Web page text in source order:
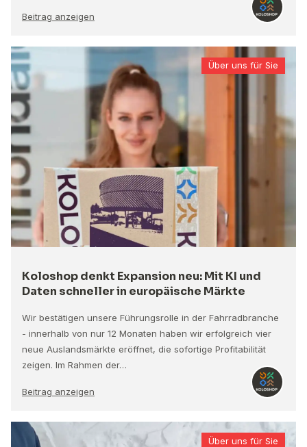
Beitrag anzeigen
Über uns für Sie
Koloshop denkt Expansion neu: Mit KI und
Daten schneller in europäische Märkte
Wir bestätigen unsere Führungsrolle in der Fahrradbranche
- innerhalb von nur 12 Monaten haben wir erfolgreich vier
neue Auslandsmärkte eröffnet, die sofortige Profitabilität
zeigen. Im Rahmen der…
Beitrag anzeigen
Über uns für Sie